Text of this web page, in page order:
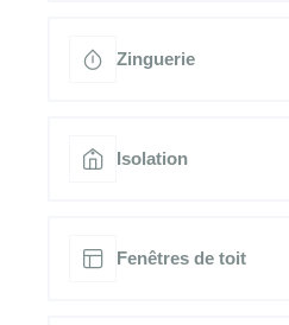
Zinguerie
Isolation
Fenêtres de toit